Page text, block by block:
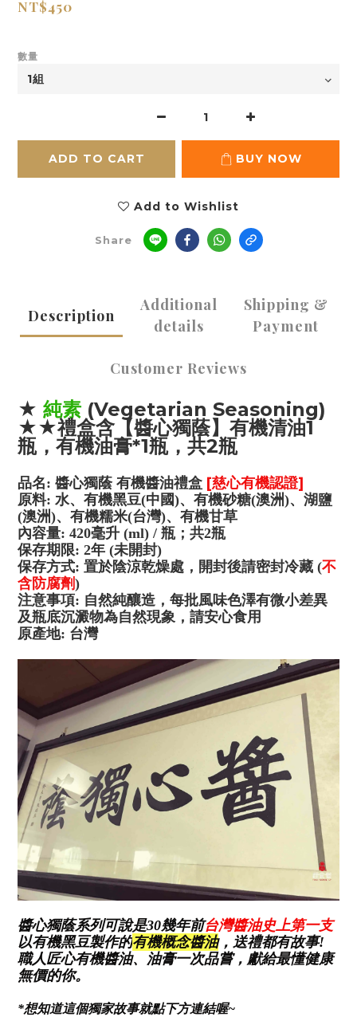
NT$450
數量
ADD TO CART BUY NOW
Add to Wishlist
Share
Description
Additional
details
Shipping &
Payment
Customer Reviews
★ 純素 (Vegetarian Seasoning)
★★禮盒含【醬心獨蔭】有機清油1
瓶，有機油膏*1瓶，共2瓶
品名: 醬心獨蔭 有機醬油禮盒 [慈心有機認證]
原料: 水、有機黑豆(中國)、有機砂糖(澳洲)、湖鹽
(澳洲)、 有機糯米(台灣)、有機甘草
內容量: 420毫升 (ml) / 瓶；共2瓶
保存期限: 2年 (未開封)
保存方式: 置於陰涼乾燥處，開封後請密封冷藏 (不
含防腐劑)
注意事項: 自然純釀造，每批風味色澤有微小差異
及瓶底沉澱物為自然現象，請安心食用
原產地: 台灣
醬心獨蔭系列可說是30幾年前台灣醬油史上第一支
以有機黑豆製作的有機概念醬油，送禮都有故事!
職人匠心有機醬油、油膏一次品嘗，獻給最懂健康
無價的你。
*想知道這個獨家故事就點下方連結喔~